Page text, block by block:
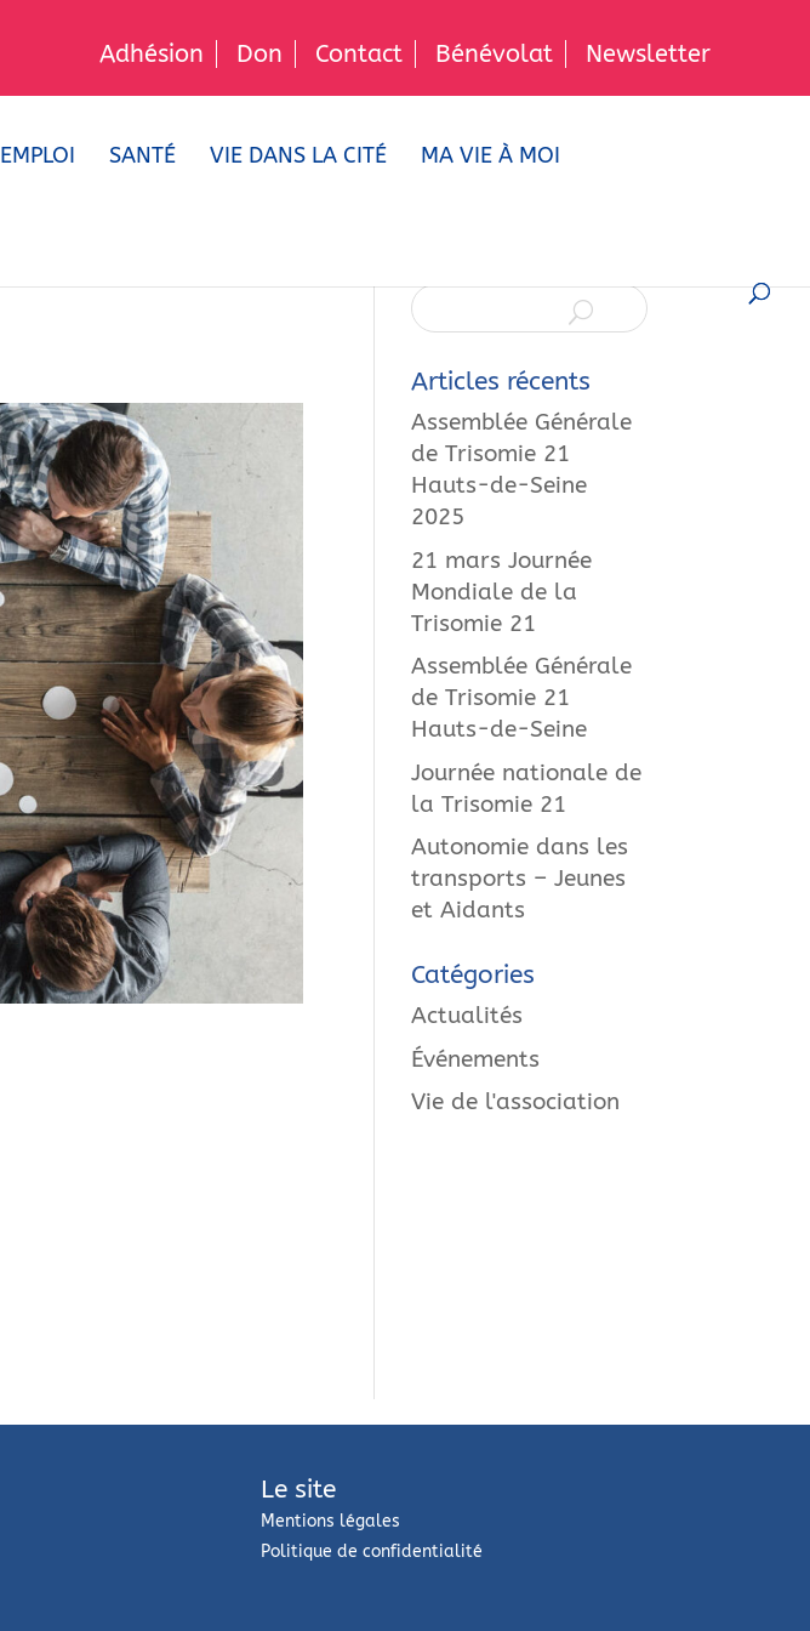
Adhésion Don Contact Bénévolat Newsletter
EMPLOI SANTÉ VIE DANS LA CITÉ MA VIE À MOI
Articles récents
Assemblée Générale
de Trisomie 21
Hauts-de-Seine
2025
21 mars Journée
Mondiale de la
Trisomie 21
Assemblée Générale
de Trisomie 21
Hauts-de-Seine
Journée nationale de
la Trisomie 21
Autonomie dans les
transports – Jeunes
et Aidants
Catégories
Actualités
Événements
Vie de l'association
Le site
Mentions légales
Politique de confidentialité